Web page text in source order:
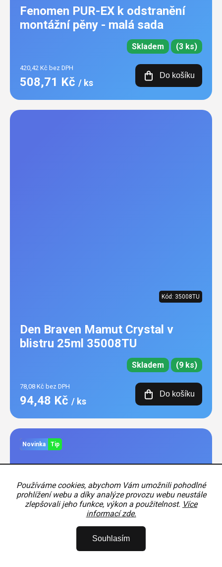
Používáme cookies, abychom Vám umožnili pohodlné
prohlížení webu a díky analýze provozu webu neustále
zlepšovali jeho funkce, výkon a použitelnost. Více
informací zde.
Souhlasím
Fenomen PUR-EX k odstranění
montážní pěny - malá sada
Skladem (3 ks)
420,42 Kč bez DPH
508,71 Kč / ks
Do košíku
Kód: 35008TU
Den Braven Mamut Crystal v
blistru 25ml 35008TU
Skladem (9 ks)
78,08 Kč bez DPH
94,48 Kč / ks
Do košíku
Novinka Tip